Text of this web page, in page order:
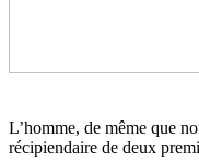
L’homme, de même que
récipiendaire de deux